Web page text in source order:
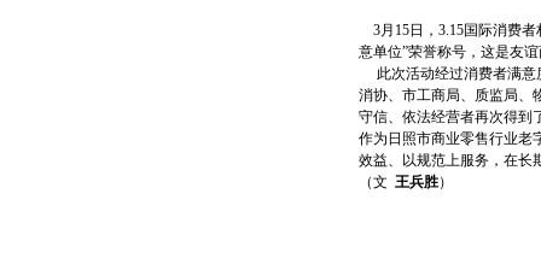
3月15日，3.15国际消费
意单位”荣誉称号，这是友
此次活动经过消费者满意
消协、市工商局、质监局、
守信、依法经营者再次得到
作为日照市商业零售行业老
效益、以规范上服务，在长
（文 王兵胜）